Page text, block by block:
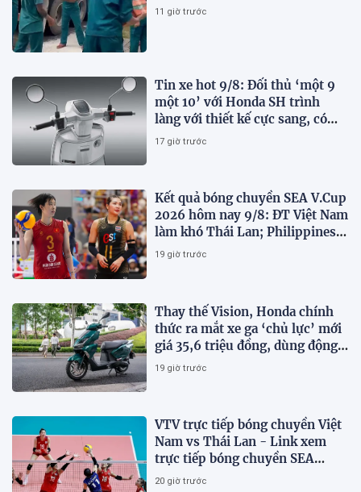
11 giờ trước
Tin xe hot 9/8: Đối thủ ‘một 9
một 10’ với Honda SH trình
làng với thiết kế cực sang, có
ABS 2 kênh, giá ‘mềm’
17 giờ trước
Kết quả bóng chuyền SEA V.Cup
2026 hôm nay 9/8: ĐT Việt Nam
làm khó Thái Lan; Philippines
gây bất ngờ
19 giờ trước
Thay thế Vision, Honda chính
thức ra mắt xe ga ‘chủ lực’ mới
giá 35,6 triệu đồng, dùng động
cơ 125cc ngang SH Mode
19 giờ trước
VTV trực tiếp bóng chuyền Việt
Nam vs Thái Lan - Link xem
trực tiếp bóng chuyền SEA
V.Cup 2026 hôm nay 9/8
20 giờ trước